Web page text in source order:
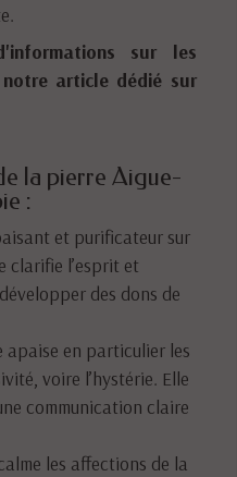
sur les
article dédié sur
la pierre Aigue-
:
et purificateur sur
clarifie l’esprit et
des dons de
apaise en particulier les
voire l’hystérie. Elle
communication claire
calme les affections de la